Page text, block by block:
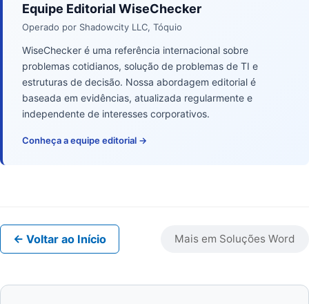
Equipe Editorial WiseChecker
Operado por Shadowcity LLC, Tóquio
WiseChecker é uma referência internacional sobre
problemas cotidianos, solução de problemas de TI e
estruturas de decisão. Nossa abordagem editorial é
baseada em evidências, atualizada regularmente e
independente de interesses corporativos.
Conheça a equipe editorial →
← Voltar ao Início Mais em Soluções Word